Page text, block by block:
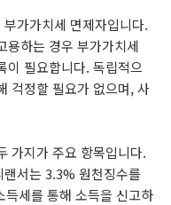
가가치세 면제자입니다.
용하는 경우 부가가치세
이 필요합니다. 독립적으
걱정할 필요가 없으며, 사
가지가 주요 항목입니다.
서는 3.3% 원천징수를
세를 통해 소득을 신고하